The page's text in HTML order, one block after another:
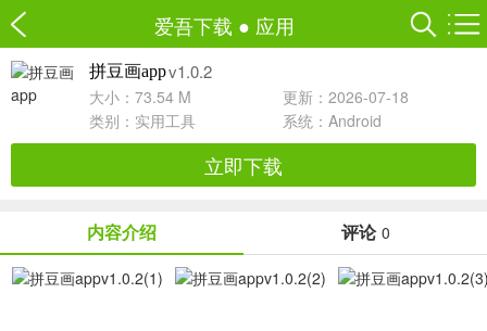
爱吾下载 ● 应用
拼豆画appv1.0.2
大小：73.54 M
更新：2026-07-18
类别： 实用工具 系统：Android
立即下载
内容介绍 评论 0